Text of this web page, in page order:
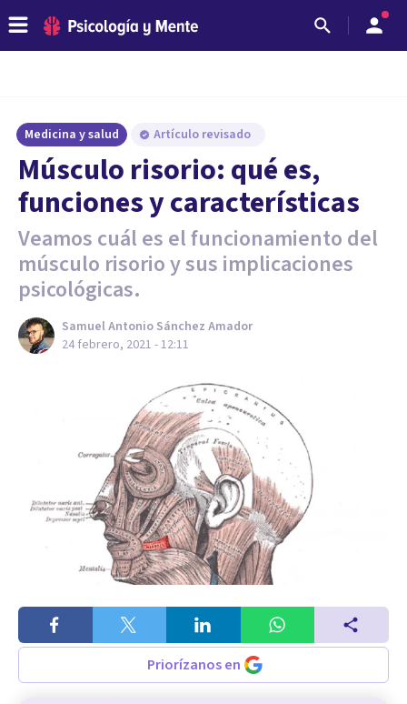
Medicina y salud Artículo revisado
Músculo risorio: qué es,
funciones y características
Veamos cuál es el funcionamiento del
músculo risorio y sus implicaciones
psicológicas.
Samuel Antonio Sánchez Amador
24 febrero, 2021 - 12:11
Priorízanos en